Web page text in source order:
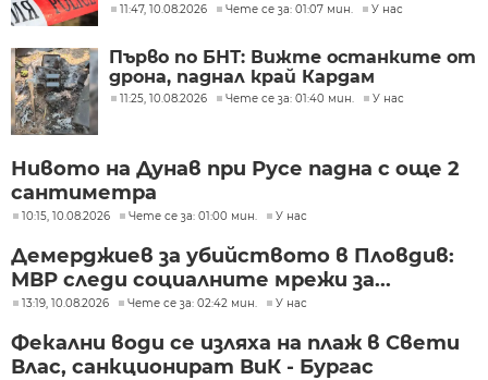
11:47, 10.08.2026 Чете се за: 01:07 мин. У нас
Първо по БНТ: Вижте останките от
дрона, паднал край Кардам
11:25, 10.08.2026 Чете се за: 01:40 мин. У нас
Нивото на Дунав при Русе падна с още 2
сантиметра
10:15, 10.08.2026 Чете се за: 01:00 мин. У нас
Демерджиев за убийството в Пловдив:
МВР следи социалните мрежи за...
13:19, 10.08.2026 Чете се за: 02:42 мин. У нас
Фекални води се изляха на плаж в Свети
Влас, санкционират ВиК - Бургас